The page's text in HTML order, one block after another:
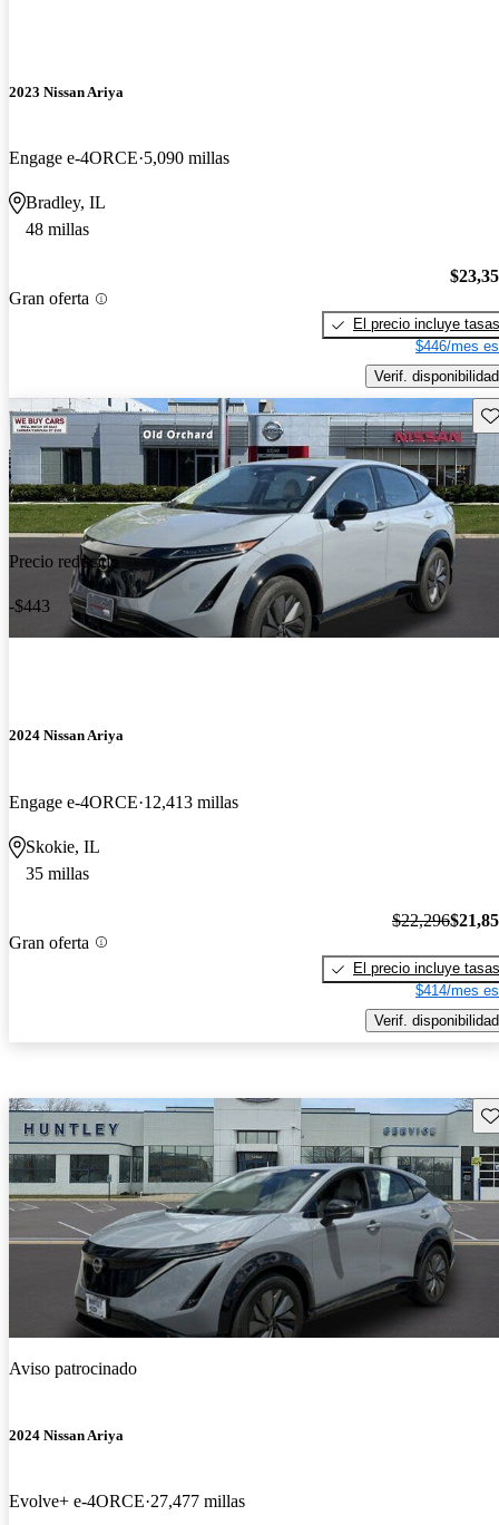
2023 Nissan Ariya
Engage e-4ORCE 5,090 millas
Bradley, IL
48 millas
Gran oferta
El precio incluye tasas
$446/mes
Verif. disponibilidad
Precio reducido
-$443
2024 Nissan Ariya
Engage e-4ORCE 12,413 millas
Skokie, IL
35 millas
Gran oferta
$22,296
El precio incluye tasas
$414/mes
Verif. disponibilidad
Aviso patrocinado
2024 Nissan Ariya
Evolve+ e-4ORCE 27,477 millas